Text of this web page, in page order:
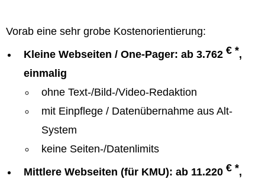
Vorab eine sehr grobe Kostenorientierung:
Kleine Webseiten / One-Pager: ab 3.762 € *,
einmalig
ohne Text-/Bild-/Video-Redaktion
mit Einpflege / Datenübernahme aus Alt-
System
keine Seiten-/Datenlimits
Mittlere Webseiten (für KMU): ab 11.220 € *,